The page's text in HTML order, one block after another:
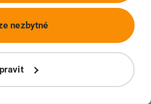
nezbytné